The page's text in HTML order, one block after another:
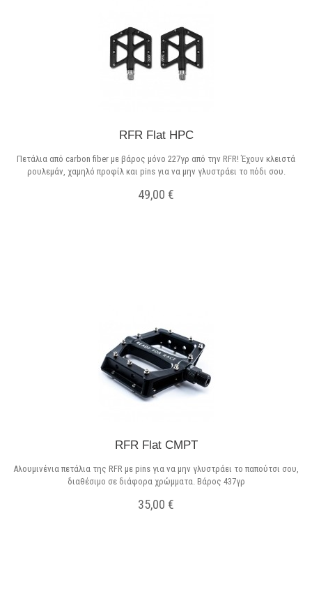
RFR Flat HPC
Πετάλια από carbon fiber με βάρος μόνο 227γρ από την RFR! Έχουν κλειστά
ρουλεμάν, χαμηλό προφίλ και pins για να μην γλυστράει το πόδι σου.
49,00 €
RFR Flat CMPT
Αλουμινένια πετάλια της RFR με pins για να μην γλυστράει το παπούτσι σου,
διαθέσιμο σε διάφορα χρώμματα. Βάρος 437γρ
35,00 €